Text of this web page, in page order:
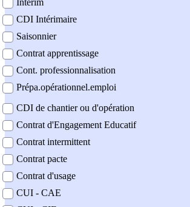
Intérim
CDI Intérimaire
Saisonnier
Contrat apprentissage
Cont. professionnalisation
Prépa.opérationnel.emploi
CDI de chantier ou d'opération
Contrat d'Engagement Educatif
Contrat intermittent
Contrat pacte
Contrat d'usage
CUI - CAE